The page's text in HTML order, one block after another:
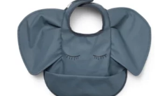
Dodajte
na listu